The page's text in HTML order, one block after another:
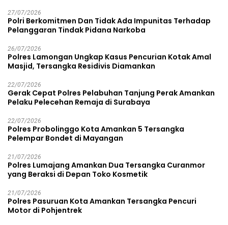
27/07/2026
Polri Berkomitmen Dan Tidak Ada Impunitas Terhadap
Pelanggaran Tindak Pidana Narkoba
26/07/2026
Polres Lamongan Ungkap Kasus Pencurian Kotak Amal
Masjid, Tersangka Residivis Diamankan
22/07/2026
Gerak Cepat Polres Pelabuhan Tanjung Perak Amankan
Pelaku Pelecehan Remaja di Surabaya
22/07/2026
Polres Probolinggo Kota Amankan 5 Tersangka
Pelempar Bondet di Mayangan
21/07/2026
Polres Lumajang Amankan Dua Tersangka Curanmor
yang Beraksi di Depan Toko Kosmetik
21/07/2026
Polres Pasuruan Kota Amankan Tersangka Pencuri
Motor di Pohjentrek